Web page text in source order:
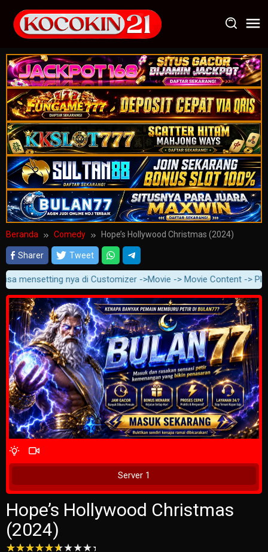
konten
Beranda Comedy Hope’s Hollywood Christmas (2024)
Sharer Tweet
mensetting nya di Customizer ->Movie -> Movie Content ->
Play Now
4 Wait Time
Server 1
Hope’s Hollywood Christmas
(2024)